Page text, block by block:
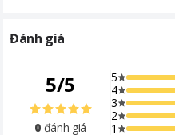
cân đối, tối ưu cho việc làm
ảnh sắc nét và chi tiết. Độ
quan sát văn bản, hình ảnh,
ràng và dễ chịu.
Đánh giá
5/5
0 đánh giá
5
4
3
2
1